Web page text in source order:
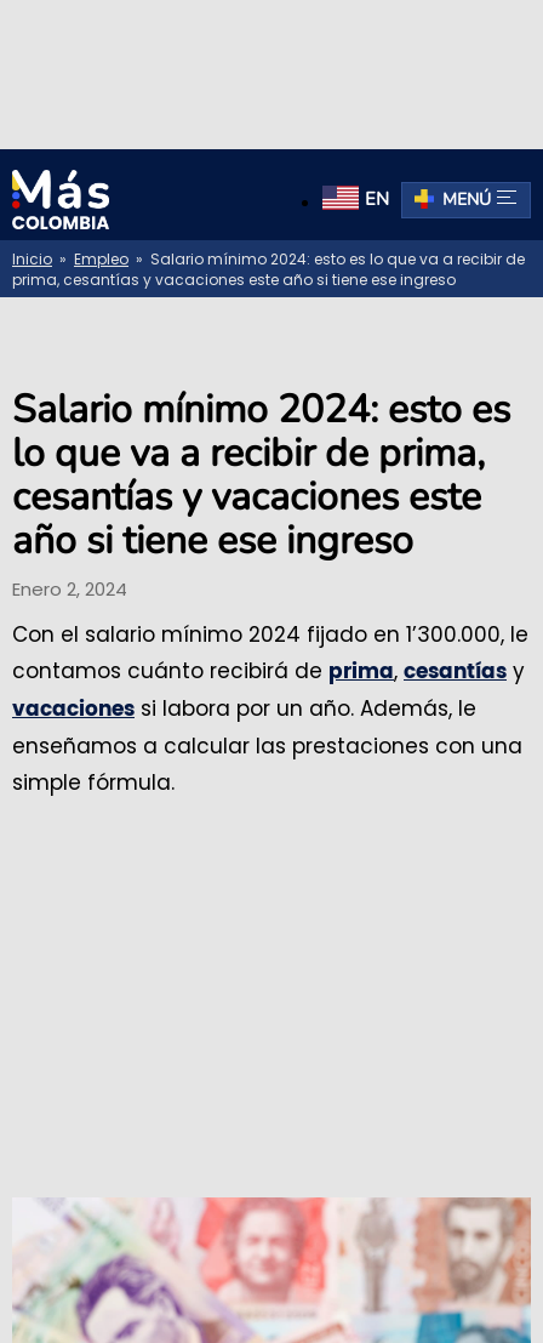
EN MENÚ
Inicio » Empleo » Salario mínimo 2024: esto es lo que va a recibir de
prima, cesantías y vacaciones este año si tiene ese ingreso
Salario mínimo 2024: esto es
lo que va a recibir de prima,
cesantías y vacaciones este
año si tiene ese ingreso
Enero 2, 2024
Con el salario mínimo 2024 fijado en 1’300.000, le
contamos cuánto recibirá de prima, cesantías y
vacaciones si labora por un año. Además, le
enseñamos a calcular las prestaciones con una
simple fórmula.